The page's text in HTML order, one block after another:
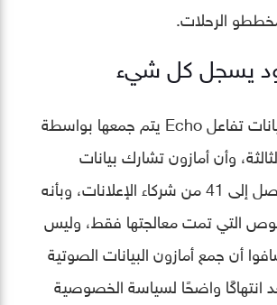
الرحلات.
يسجل كل شيء
أشار الباحثون إن بيانات تفاعل Echo يتم جمعها بواسطة
وأن أمازون تشارك بيانات
المستخدم مع ما يصل إلى 41 من شركاء الإعلانات، وبأنه
التي تمت معالجتها فقط، وليس
أن جمع أمازون البيانات الصوتية
انتهاكًا واضحًا لسياسة الخصوصية